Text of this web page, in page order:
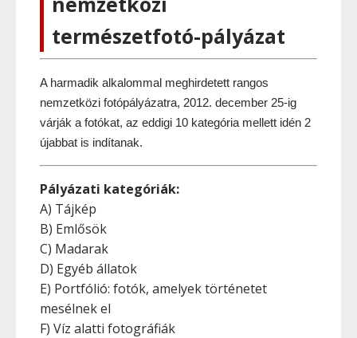
természetfotó-pályázat
A harmadik alkalommal meghirdetett rangos
nemzetközi fotópályázatra, 2012. december 25-ig
várják a fotókat, az eddigi 10 kategória mellett idén 2
újabbat is indítanak.
Pályázati kategóriák:
A) Tájkép
B) Emlősök
C) Madarak
D) Egyéb állatok
E) Portfólió: fotók, amelyek történetet
mesélnek el
F) Víz alatti fotográfiák